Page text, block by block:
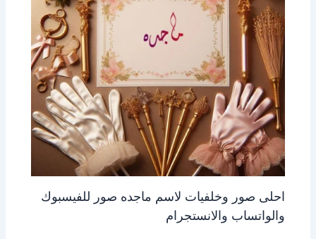
احلى صور وخلفيات لاسم ماجده صور للفيسبوك
والواتساب والانستجرام